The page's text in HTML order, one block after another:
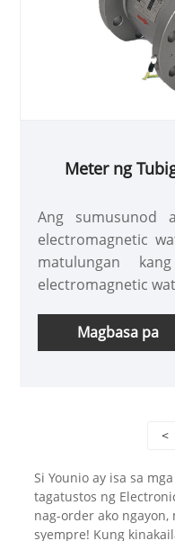
Meter ng
Ang sumusunod
electromagnetic
matulungan
electromagnetic
Magbasa pa
<
Si Younio ay isa sa
tagatustos ng
nag-order ako ngayon,
syempre! Kung